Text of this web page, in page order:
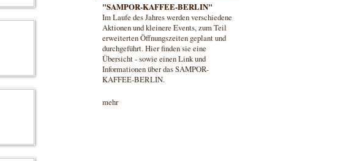
"SAMPOR-KAFFEE-BERLIN"
Im Laufe des Jahres werden verschiedene
Aktionen und kleinere Events, zum Teil
erweiterten Öffnungszeiten geplant und
durchgeführt. Hier finden sie eine
Übersicht - sowie einen Link und
Informationen über das SAMPOR-
KAFFEE-BERLIN.
mehr